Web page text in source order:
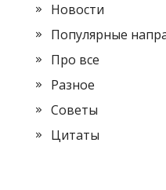
Новости
Популярные
Про все
Разное
Советы
Цитаты